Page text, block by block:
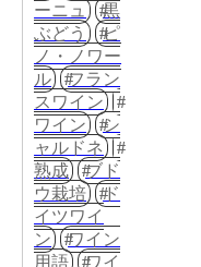
ーニュ
黒
ぶどう
ピ
ノ・ノワー
ル
フラン
スワイン
ワイン
シ
ャルドネ
熟成
ブド
ウ栽培
ド
イツワイ
ン
ワイン
用語
ワイ